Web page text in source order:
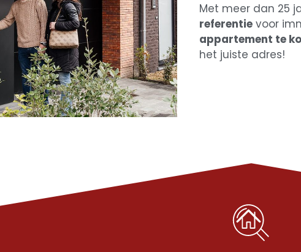
Met meer dan 25
referentie voor
appartement te
het juiste adres!